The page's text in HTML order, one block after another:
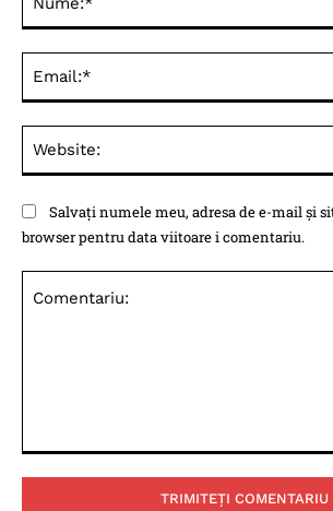
Salvați numele meu, adresa de e-mail și
browser pentru data viitoare i comentariu.